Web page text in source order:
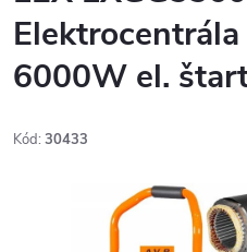
6000W el.
Kód: 30433